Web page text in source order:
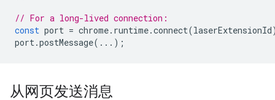
// For a long-lived connection:
const port = chrome. runtime.connect(laserExtensionId
port.postMessage(...);
从网页发送消息